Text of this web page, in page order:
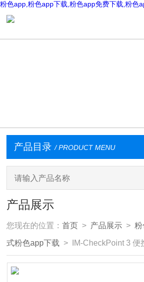
粉色app,粉色app下载,粉色app免费下载,粉色
产品目录 / PRODUCT MENU
产品展示
您现在的位置：首页 > 产品展示 >
式粉色app下载 > IM-CheckPoint 3 便